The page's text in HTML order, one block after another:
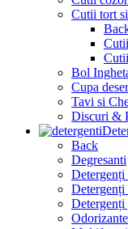
Cutii tort
Bol
Cupa
Tavi si
Discuri &
Back
Degresanti
Detergenți
Detergenți
Detergenți
Odorizante